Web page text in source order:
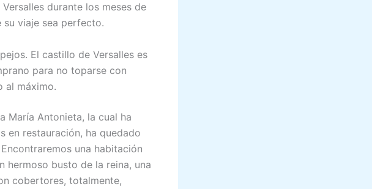
durante los meses de
su viaje sea perfecto.
El castillo de Versalles es
para no toparse con
al máximo.
María Antonieta, la cual ha
en restauración, ha quedado
una habitación
hermoso busto de la reina, una
cobertores, totalmente,